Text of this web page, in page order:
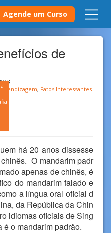
Agende um Curso
de
, Fatos Interessantes
há 20 anos dissesse
O mandarim padr
apenas de chinês, é
do mandarim falado e
a língua oral oficial d
da República da Chin
idiomas oficiais de Sing
é o mandarim padrão.